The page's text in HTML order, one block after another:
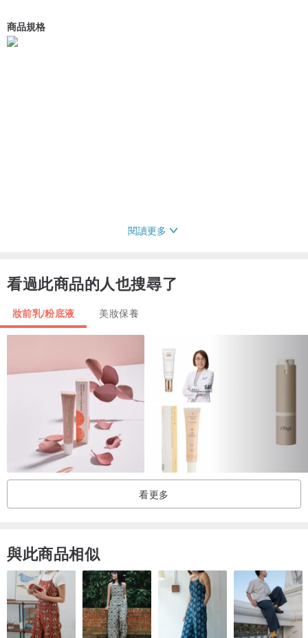
商品規格
閱讀更多
看過此商品的人也搜尋了
妝前乳/粉底液 美妝保養
看更多
與此商品相似